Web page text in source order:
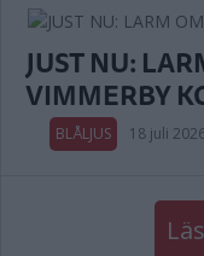
JUST NU:
VIMMERBY
BLÅLJUS 18 juli